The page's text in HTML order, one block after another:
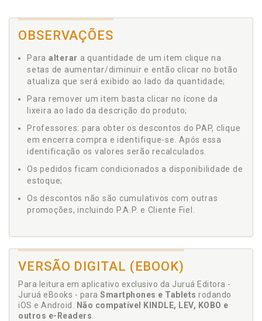
OBSERVAÇÕES
Para alterar a quantidade de um item clique na
setas de aumentar/diminuir e então clicar no botão
atualiza que será exibido ao lado da quantidade;
Para remover um item basta clicar no ícone da
lixeira ao lado da descrição do produto;
Professores: para obter os descontos do PAP, clique
em encerra compra e identifique-se. Após essa
identificação os valores serão recalculados.
Os pedidos ficam condicionados a disponibilidade de
estoque;
Os descontos não são cumulativos com outras
promoções, incluindo P.A.P. e Cliente Fiel.
VERSÃO DIGITAL (EBOOK)
Para leitura em aplicativo exclusivo da Juruá Editora -
Juruá eBooks - para Smartphones e Tablets rodando
iOS e Android.
Não compatível KINDLE, LEV, KOBO e
outros e-Readers